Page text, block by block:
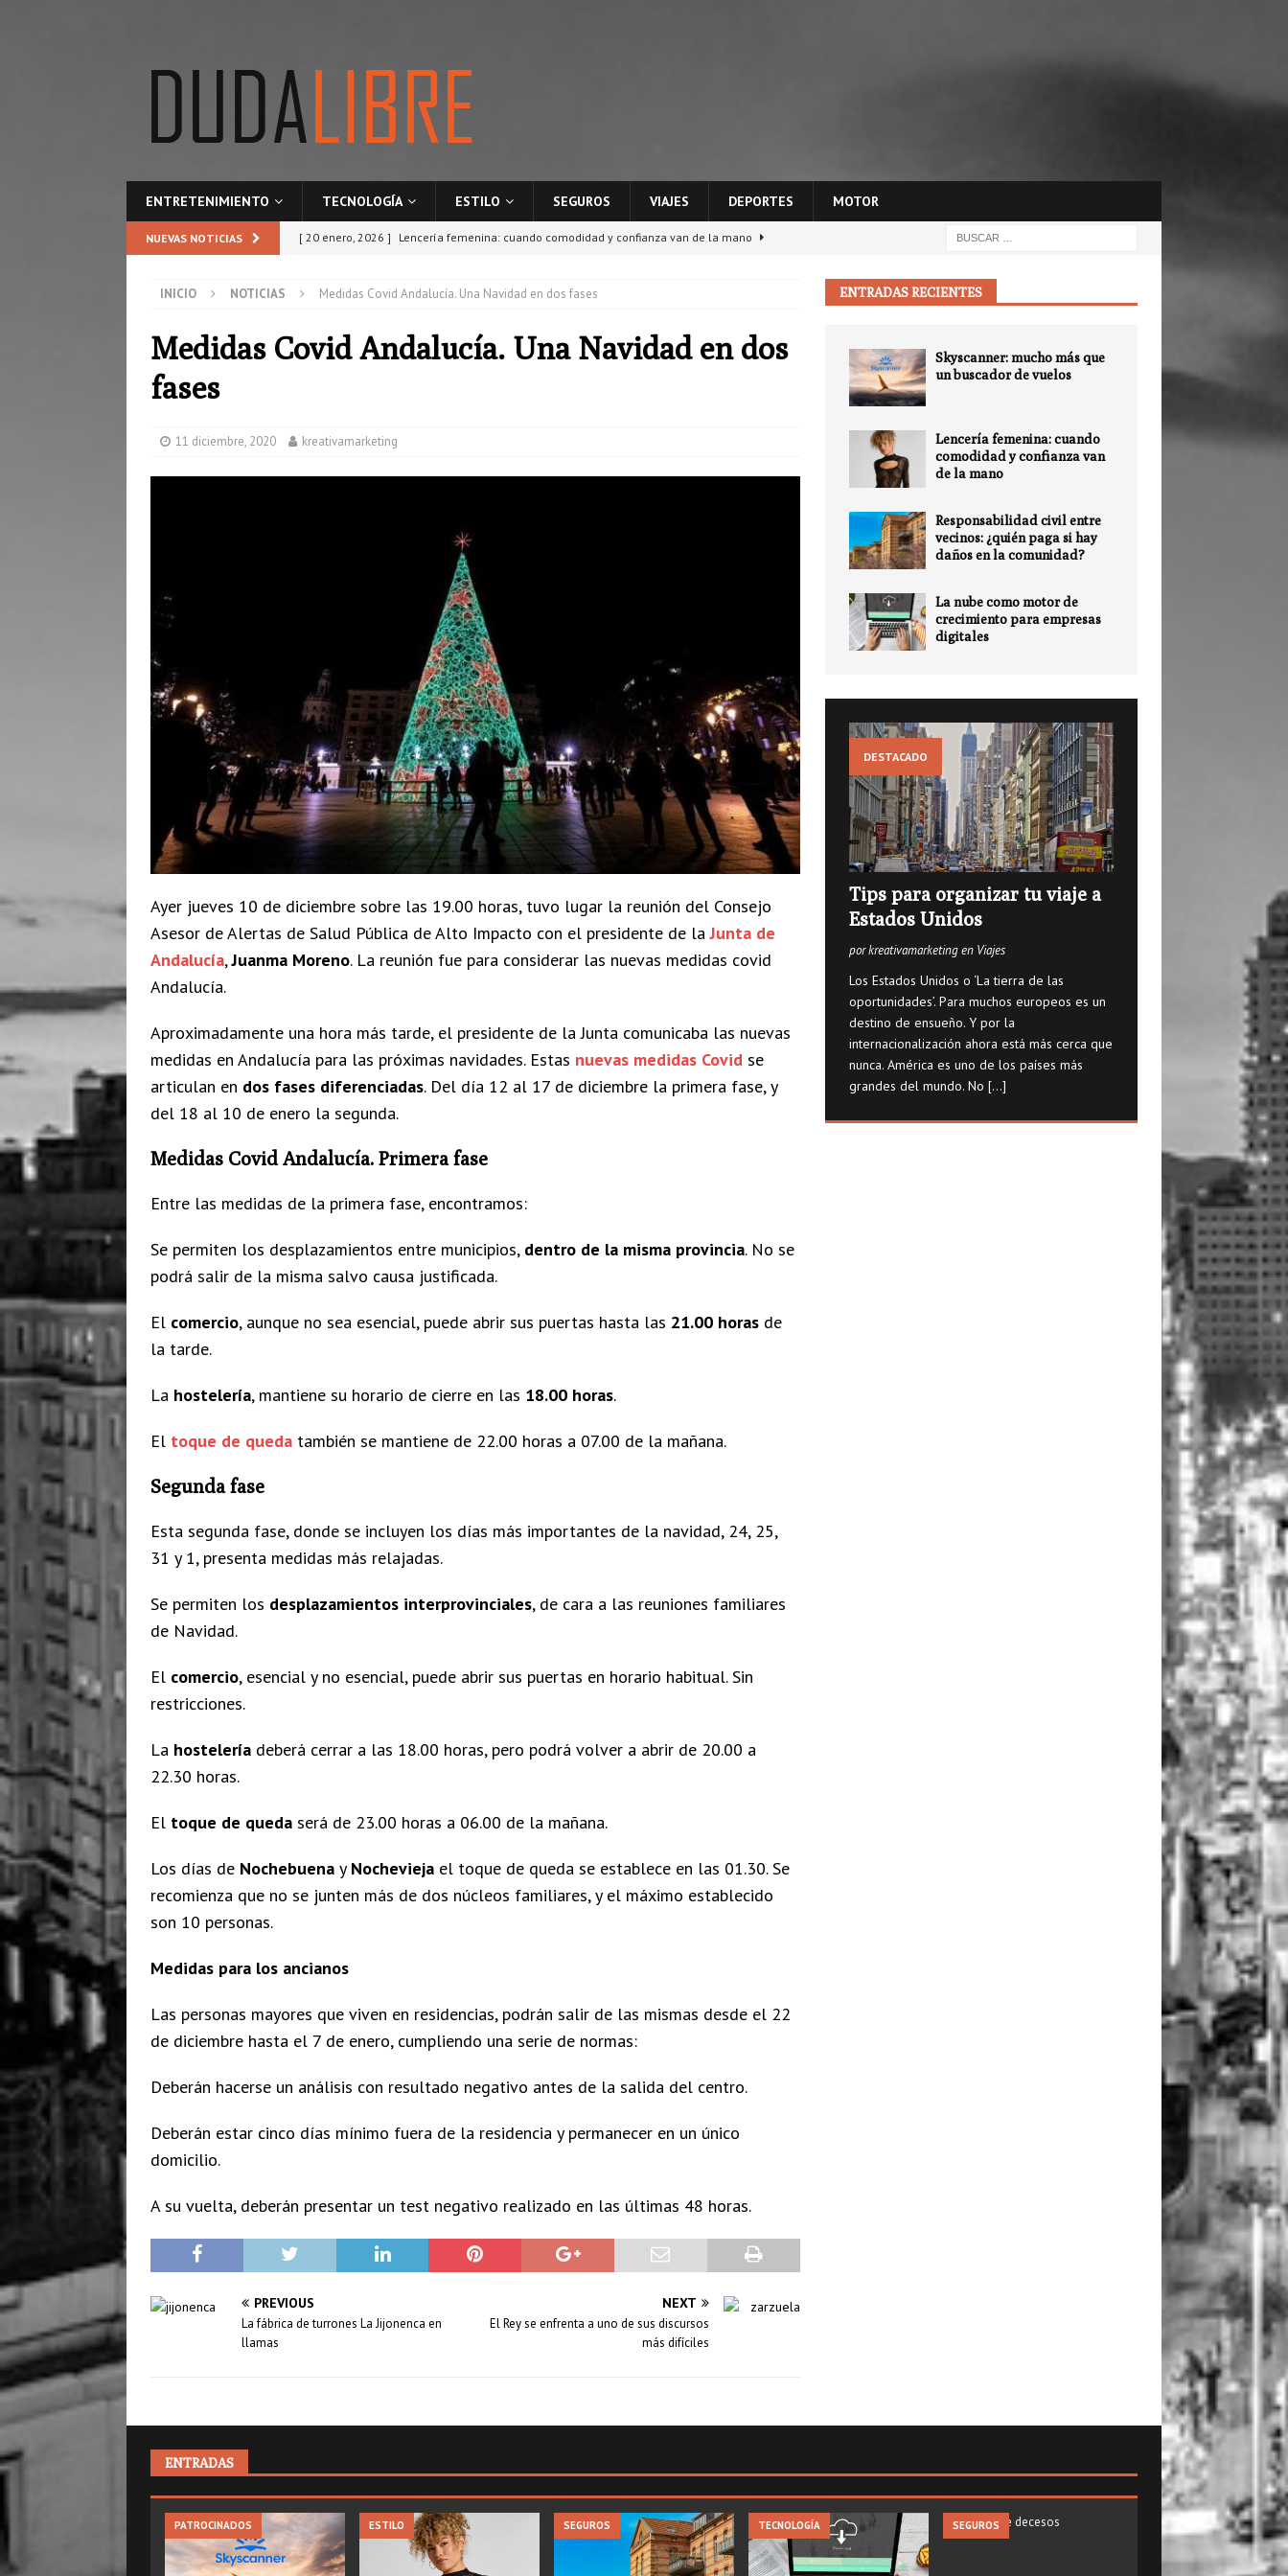
ENTRETENIMIENTO TECNOLOGÍA ESTILO SEGUROS VIAJES DEPORTES MOTOR
NUEVAS NOTICIAS [ 20 enero, 2026 ] Lencería femenina: cuando comodidad y confianza van de la mano
[ 21 octubre, 2025 ] Responsabilidad civil entre vecinos: ¿quién paga si hay daños en la
comunidad? SEGUROS
[ 24 marzo, 2025 ]
INICIO NOTICIAS Medidas Covid Andalucía. Una Navidad en dos fases
Medidas Covid Andalucía. Una Navidad en dos
fases
11 diciembre, 2020 kreativamarketing
Ayer jueves 10 de diciembre sobre las 19.00 horas, tuvo lugar la reunión del Consejo
Asesor de Alertas de Salud Pública de Alto Impacto con el presidente de laJunta de
Andalucía,Juanma Moreno. La reunión fue para considerar las nuevas medidas covid
Andalucía.
Aproximadamente una hora más tarde, el presidente de la Junta comunicaba las nuevas
medidas en Andalucía para las próximas navidades. Estas nuevas medidas Covid se
articulan en dos fases diferenciadas. Del día 12 al 17 de diciembre la primera fase, y
del 18 al 10 de enero la segunda.
Medidas Covid Andalucía. Primera fase
Entre las medidas de la primera fase, encontramos:
Se permiten los desplazamientos entre municipios, dentro de la misma provincia. No se
podrá salir de la misma salvo causa justificada.
El comercio, aunque no sea esencial, puede abrir sus puertas hasta las 21.00 horas de
la tarde.
La hostelería, mantiene su horario de cierre en las 18.00 horas.
El toque de queda también se mantiene de 22.00 horas a 07.00 de la mañana.
Segunda fase
Esta segunda fase, donde se incluyen los días más importantes de la navidad, 24, 25,
31 y 1, presenta medidas más relajadas.
Se permiten los desplazamientos interprovinciales, de cara a las reuniones familiares
de Navidad.
El comercio, esencial y no esencial, puede abrir sus puertas en horario habitual. Sin
restricciones.
La hostelería deberá cerrar a las 18.00 horas, pero podrá volver a abrir de 20.00 a
22.30 horas.
El toque de queda será de 23.00 horas a 06.00 de la mañana.
Los días de Nochebuena y Nochevieja el toque de queda se establece en las 01.30. Se
recomienza que no se junten más de dos núcleos familiares, y el máximo establecido
son 10 personas.
Medidas para los ancianos
Las personas mayores que viven en residencias, podrán salir de las mismas desde el 22
de diciembre hasta el 7 de enero, cumpliendo una serie de normas:
Deberán hacerse un análisis con resultado negativo antes de la salida del centro.
Deberán estar cinco días mínimo fuera de la residencia y permanecer en un único
domicilio.
A su vuelta, deberán presentar un test negativo realizado en las últimas 48 horas.
PREVIOUS
La fábrica de turrones La Jijonenca en
llamas
NEXT
El Rey se enfrenta a uno de sus discursos
más difíciles
ENTRADAS RECIENTES
Skyscanner: mucho más que
un buscador de vuelos
Lencería femenina: cuando
comodidad y confianza van
de la mano
Responsabilidad civil entre
vecinos: ¿quién paga si hay
daños en la comunidad?
La nube como motor de
crecimiento para empresas
digitales
DESTACADO
Tips para organizar tu viaje a
Estados Unidos
por kreativamarketing en Viajes
Los Estados Unidos o ‘La tierra de las
oportunidades’. Para muchos europeos es un
destino de ensueño. Y por la
internacionalización ahora está más cerca que
nunca. América es uno de los países más
grandes del mundo. No [...]
ENTRADAS
PATROCINADOS ESTILO SEGUROS TECNOLOGÍA SEGUROS